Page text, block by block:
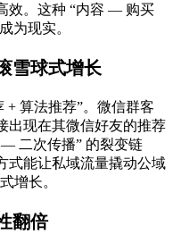
效。这种 “内容 — 购买
为现实。
雪球式增长
+ 算法推荐”。微信群客
出现在其微信好友的推荐
二次传播” 的裂变链
式能让私域流量撬动公域
增长。
翻倍